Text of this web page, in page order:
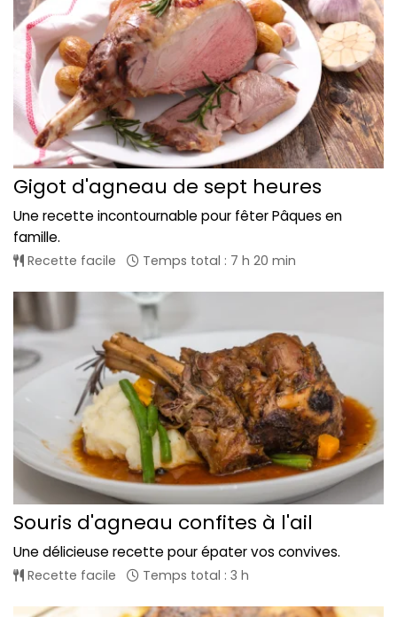
Gigot d'agneau de sept heures
Une recette incontournable pour fêter Pâques en
famille.
Recette facile Temps total : 7 h 20 min
Souris d'agneau confites à l'ail
Une délicieuse recette pour épater vos convives.
Recette facile Temps total : 3 h